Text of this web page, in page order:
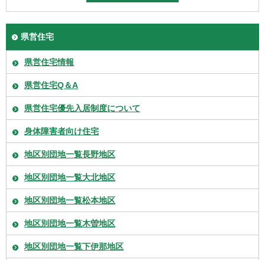
県営住宅
県営住宅情報
県営住宅Q＆A
県営住宅優先入居制度について
身体障害者向け住宅
地区別団地一覧長野地区
地区別団地一覧大北地区
地区別団地一覧松本地区
地区別団地一覧木曽地区
地区別団地一覧下伊那地区